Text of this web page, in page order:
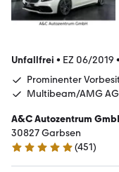
Unfallfrei • EZ 06/2019 •
Prominenter
Multibeam/AMG
A&C Autozentrum
30827 Garbsen
4.9 Sterne
(451)